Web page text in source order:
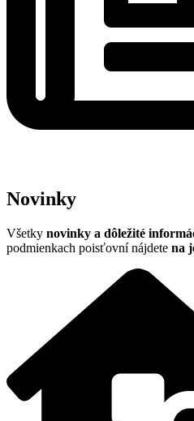
Novinky
Všetky novinky a dôležité
podmienkach poisťovní nájdete na